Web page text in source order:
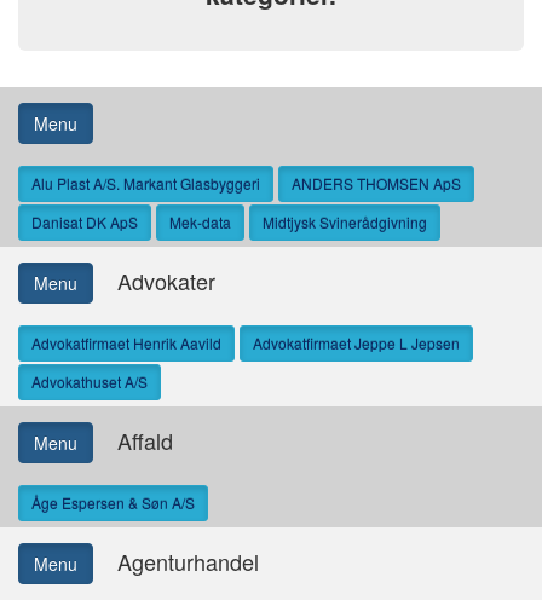
Menu
Alu Plast A/S. Markant Glasbyggeri
ANDERS THOMSEN ApS
Danisat DK ApS
Mek-data Midtjysk Svinerådgivning
Menu Advokater
Advokatfirmaet Henrik Aavild
Advokatfirmaet Jeppe L Jepsen
Advokathuset A/S
Menu Affald
Åge Espersen & Søn A/S
Menu Agenturhandel